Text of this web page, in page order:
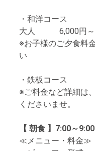
・和洋コース
大人 6,000円～／
※お子様のご夕食料
い
・鉄板コース
※ご料金など詳細は
くださいませ。
【 朝食 】7:00～9:00
≪メニュー・料金≫